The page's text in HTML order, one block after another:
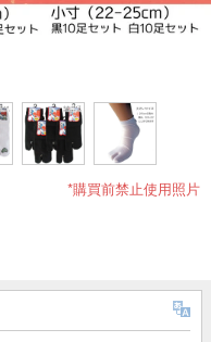
*購買前禁止使用照片